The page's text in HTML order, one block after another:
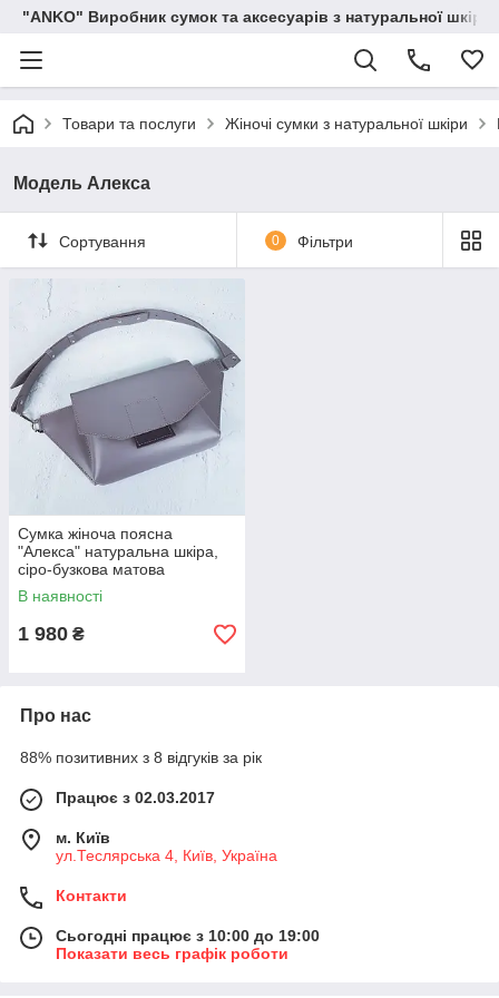
"ANKO" Виробник сумок та аксесуарів з натуральної шкіри.
Товари та послуги Жіночі сумки з натуральної шкіри
Модель Алекса
Сортування 0 Фільтри
Сумка жіноча поясна
"Алекса" натуральна шкіра,
сіро-бузкова матова
В наявності
1 980 ₴
Про нас
88% позитивних з 8 відгуків за рік
Працює з 02.03.2017
м. Київ
ул.Теслярська 4, Київ, Україна
Контакти
Сьогодні працює з 10:00 до 19:00
Показати весь графік роботи